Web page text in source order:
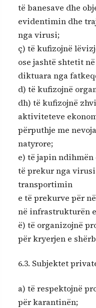
të banesave dhe
evidentimin dhe
nga virusi;
ç) të kufizojnë
ose jashtë shtetit
diktuara nga
d) të kufizojnë
dh) të kufizojnë
aktiviteteve
përputhje me
natyrore;
e) të japin ndihmën
të prekur nga
transportimin
e të prekurve për
në infrastrukturën
ë) të organizojnë
për kryerjen e
6.3. Subjektet
a) të respektojnë
për karantinën;